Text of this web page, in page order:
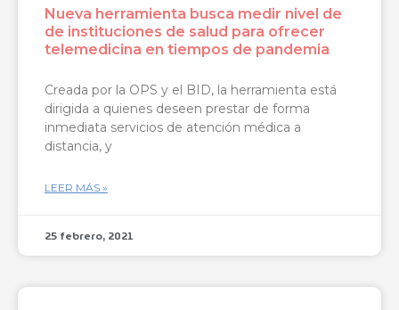
Nueva herramienta busca medir nivel de
de instituciones de salud para ofrecer
telemedicina en tiempos de pandemia
Creada por la OPS y el BID, la herramienta está
dirigida a quienes deseen prestar de forma
inmediata servicios de atención médica a
distancia, y
LEER MÁS »
25 febrero, 2021